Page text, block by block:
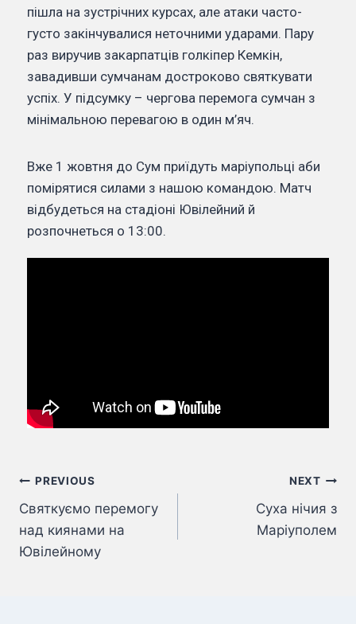
пішла на зустрічних курсах, але атаки часто-
густо закінчувалися неточними ударами. Пару
раз виручив закарпатців голкіпер Кемкін,
завадивши сумчанам достроково святкувати
успіх. У підсумку – чергова перемога сумчан з
мінімальною перевагою в один м’яч.
Вже 1 жовтня до Сум приїдуть маріупольці аби
помірятися силами з нашою командою. Матч
відбудеться на стадіоні Ювілейний й
розпочнеться о 13:00.
PREVIOUS
Святкуємо перемогу
над киянами на
Ювілейному
NEXT
Суха нічия з
Маріуполем